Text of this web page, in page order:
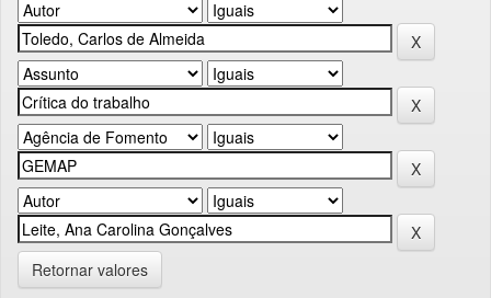
Retornar valores